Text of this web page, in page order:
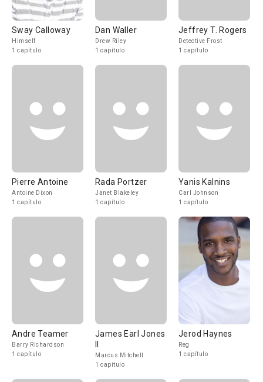
Sway Calloway
Himself
1 capítulo
Dan Waller
Drew Riley
1 capítulo
Jeffrey T. Rogers
Detective Frost
1 capítulo
Pierre Antoine
Antoine Dixon
1 capítulo
Rada Portzer
Janet Blakeley
1 capítulo
Yanis Kalnins
Carl Johnson
1 capítulo
Andre Teamer
Barry Richardson
1 capítulo
James Earl Jones
Marcus Mitchell
1 capítulo
Jerod Haynes
Reg
1 capítulo